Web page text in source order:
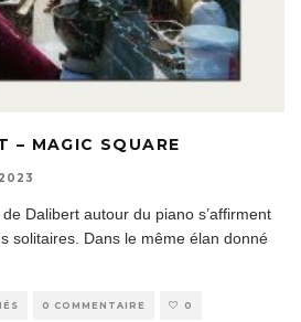
– MAGIC SQUARE
Dalibert autour du piano s’affirment
solitaires. Dans le même élan donné
0 COMMENTAIRE 0